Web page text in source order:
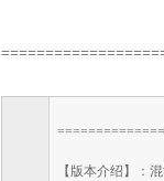
【版本介绍】：